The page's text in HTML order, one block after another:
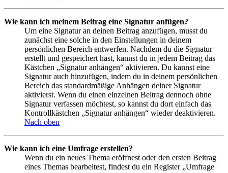
Wie kann ich meinem Beitrag eine Signatur anfügen?
Um eine Signatur an deinen Beitrag anzufügen, musst du
zunächst eine solche in den Einstellungen in deinem
persönlichen Bereich entwerfen. Nachdem du die Signatur
erstellt und gespeichert hast, kannst du in jedem Beitrag das
Kästchen „Signatur anhängen“ aktivieren. Du kannst eine
Signatur auch hinzufügen, indem du in deinem persönlichen
Bereich das standardmäßige Anhängen deiner Signatur
aktivierst. Wenn du einen einzelnen Beitrag dennoch ohne
Signatur verfassen möchtest, so kannst du dort einfach das
Kontrollkästchen „Signatur anhängen“ wieder deaktivieren.
Nach oben
Wie kann ich eine Umfrage erstellen?
Wenn du ein neues Thema eröffnest oder den ersten Beitrag
eines Themas bearbeitest, findest du ein Register „Umfrage